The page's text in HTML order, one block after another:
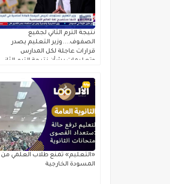
نتيجة الترم الثاني لجميع
الصفوف....وزير التعليم يصدر
قرارات عاجلة لكل المدارس
وتعليمات بشأن نتيجة الترم الثاني
«التعليم» تمنع طلاب العلمي من
المسودة الخارجية